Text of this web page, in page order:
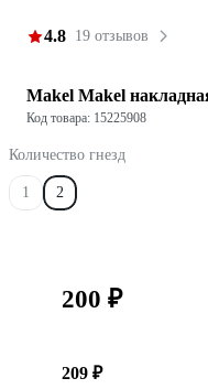
4.8 19 отзывов
Makel Makel
Код товара: 15225908
Количество гнезд
1 2
200 ₽
209 ₽